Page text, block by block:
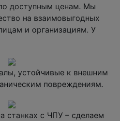
доступным ценам. Мы
на взаимовыгодных
и организациям. У
устойчивые к внешним
повреждениям.
станках с ЧПУ – сделаем